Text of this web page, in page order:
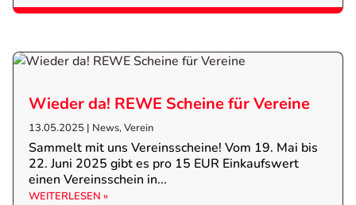
Wieder da! REWE Scheine für Vereine
13.05.2025 | News,Verein
Sammelt mit uns Vereinsscheine! Vom 19. Mai bis
22. Juni 2025 gibt es pro 15 EUR Einkaufswert
einen Vereinsschein in...
WEITERLESEN »